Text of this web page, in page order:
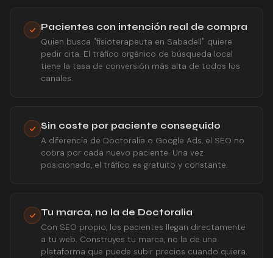
Pacientes con intención real de compra
Quien busca "fisioterapeuta en Sabadell" quiere
pedir cita. El tráfico orgánico de búsqueda local
tiene la tasa de conversión más alta de todos los
canales.
Sin coste por paciente conseguido
A diferencia de Doctoralia o Google Ads, el SEO no
cobra por cada nuevo paciente. Una vez
posicionado, el tráfico es gratuito y constante.
Tu marca, no la de Doctoralia
Con SEO propio, los pacientes llegan directamente
a tu web. Construyes tu marca, no la de una
plataforma que puede subir precios cuando quiera.